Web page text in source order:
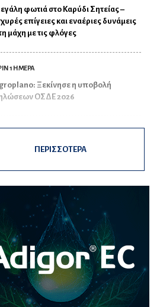
φωτιά στο Καρύδι Σητείας –
επίγειες και εναέριες δυνάμεις
μάχη με τις φλόγες
1 ΗΜΕΡΑ
Ξεκίνησε η υποβολή
ΟΣΔΕ 2026
ΠΕΡΙΣΣΟΤΕΡΑ